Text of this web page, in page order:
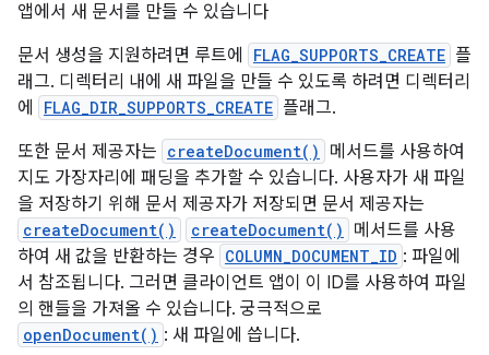
앱에서 새 문서를 만들 수 있습니다
문서 생성을 지원하려면 루트에
FLAG_SUPPORTS_CREATE 플
래그. 디렉터리 내에 새 파일을 만들 수 있도록 하려면 디렉터리
에
FLAG_DIR_SUPPORTS_CREATE 플래그.
또한 문서 제공자는 createDocument()
메서드를 사용하여
지도 가장자리에 패딩을 추가할 수 있습니다. 사용자가 새 파일
을 저장하기 위해 문서 제공자가 저장되면 문서 제공자는
createDocument() createDocument()
메서드를 사용
하여 새 값을 반환하는 경우 COLUMN_DOCUMENT_ID : 파일에
서 참조됩니다. 그러면 클라이언트 앱이 이 ID를 사용하여 파일
의 핸들을 가져올 수 있습니다. 궁극적으로
openDocument() : 새 파일에 씁니다.